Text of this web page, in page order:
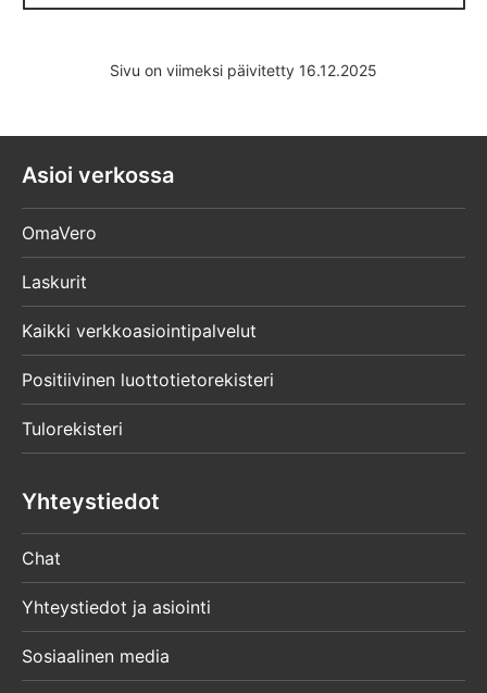
Sivu on viimeksi päivitetty 16.12.2025
Asioi verkossa
OmaVero
Laskurit
Kaikki verkkoasiointipalvelut
Positiivinen luottotietorekisteri
Tulorekisteri
Yhteystiedot
Chat
Yhteystiedot ja asiointi
Sosiaalinen media